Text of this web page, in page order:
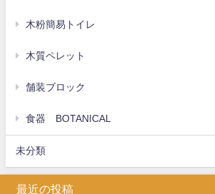
木粉簡易トイレ
木質ペレット
舗装ブロック
食器 BOTANICAL
未分類
最近の投稿